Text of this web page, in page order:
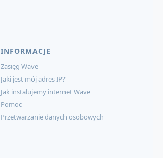
INFORMACJE
Zasięg Wave
Jaki jest mój adres IP?
Jak instalujemy internet Wave
Pomoc
Przetwarzanie danych osobowych